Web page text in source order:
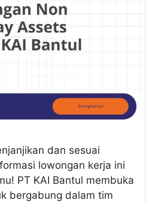
dan sesuai
lowongan kerja ini
PT KAI Bantul membuka
bergabung dalam tim